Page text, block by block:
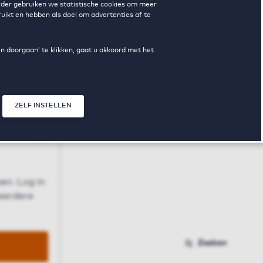
gebruiken we statistische cookies om meer
en hebben als doel om advertenties af te
doorgaan’ te klikken, gaat u akkoord met het
ZELF INSTELLEN
Log in
Zoeken